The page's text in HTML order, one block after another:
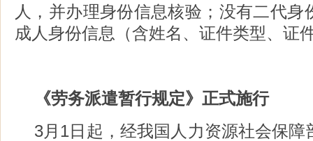
人，并办理身份信息核验；没有二代身
成人身份信息（含姓名、证件类型、证
《劳务派遣暂行规定》正式施行
3月1日起，经我国人力资源社会保